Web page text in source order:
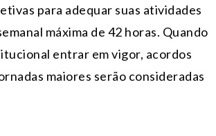
para adequar suas atividades
máxima de 42 horas. Quando
entrar em vigor, acordos
maiores serão consideradas